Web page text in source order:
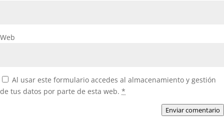
Web
Al usar este formulario accedes al almacenamiento y gestión
de tus datos por parte de esta web. *
Enviar comentario